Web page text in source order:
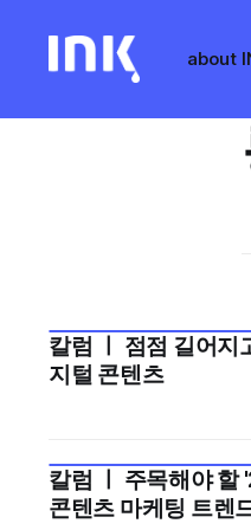
about
2025년 8월 3주
칼럼 ㅣ 점점 길어지
지털 콘텐츠
2024년 11월 2주
칼럼 ㅣ 주목해야 할
콘텐츠 마케팅 트렌